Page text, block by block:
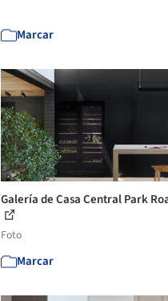
Marcar
Galería de Casa Central Park
Foto
Marcar